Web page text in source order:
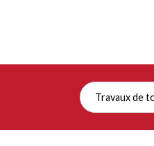
Travaux de